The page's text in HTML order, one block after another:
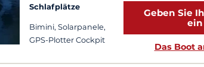
Schlafplätze
Bimini, Solarpanele,
GPS-Plotter Cockpit
Geben Sie
ein
Das Boot